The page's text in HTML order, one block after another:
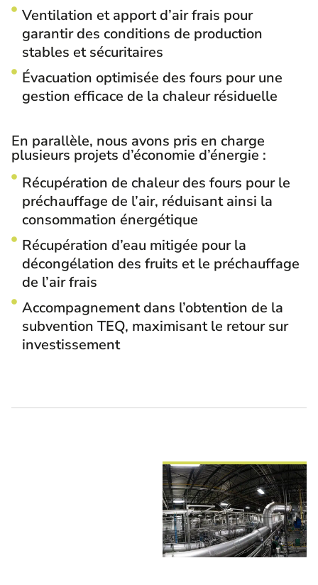
Ventilation et apport d’air frais pour
garantir des conditions de production
stables et sécuritaires
Évacuation optimisée des fours pour une
gestion efficace de la chaleur résiduelle
En parallèle, nous avons pris en charge
plusieurs projets d’économie d’énergie :
Récupération de chaleur des fours pour le
préchauffage de l’air, réduisant ainsi la
consommation énergétique
Récupération d’eau mitigée pour la
décongélation des fruits et le préchauffage
de l’air frais
Accompagnement dans l’obtention de la
subvention TEQ, maximisant le retour sur
investissement